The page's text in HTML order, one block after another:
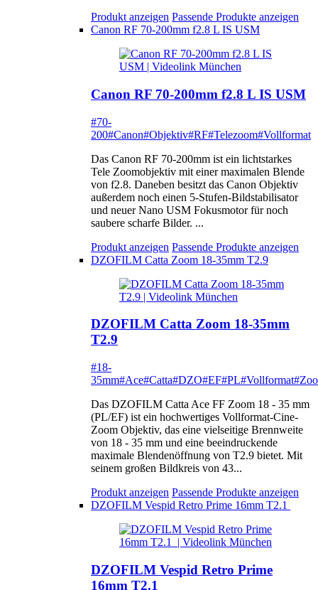
Produkt anzeigen Passende Produkte anzeigen
Canon RF 70-200mm f2.8 L IS USM
Canon RF 70-200mm f2.8 L IS USM
#70-
200#Canon#Objektiv#RF#Telezoom#Vollformat
Das Canon RF 70-200mm ist ein lichtstarkes
Tele Zoomobjektiv mit einer maximalen Blende
von f2.8. Daneben besitzt das Canon Objektiv
außerdem noch einen 5-Stufen-Bildstabilisator
und neuer Nano USM Fokusmotor für noch
saubere scharfe Bilder. ...
Produkt anzeigen Passende Produkte anzeigen
DZOFILM Catta Zoom 18-35mm T2.9
DZOFILM Catta Zoom 18-35mm
T2.9
#18-
35mm#Ace#Catta#DZO#EF#PL#Vollformat
Das DZOFILM Catta Ace FF Zoom 18 - 35 mm
(PL/EF) ist ein hochwertiges Vollformat-Cine-
Zoom Objektiv, das eine vielseitige Brennweite
von 18 - 35 mm und eine beeindruckende
maximale Blendenöffnung von T2.9 bietet. Mit
seinem großen Bildkreis von 43...
Produkt anzeigen Passende Produkte anzeigen
DZOFILM Vespid Retro Prime 16mm T2.1
DZOFILM Vespid Retro Prime
16mm T2.1